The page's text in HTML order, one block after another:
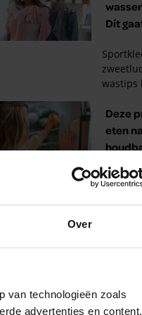
Over
van technologieën zoals
advertenties en content,